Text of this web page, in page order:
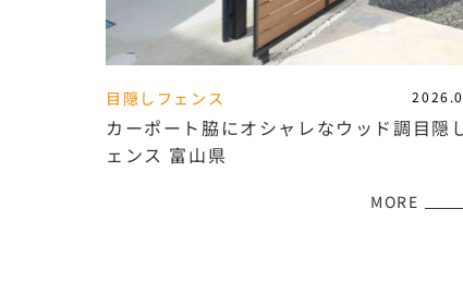
目隠しフェンス
カーポート脇にオシャレなウッド調目隠
ェンス 富山県
MORE